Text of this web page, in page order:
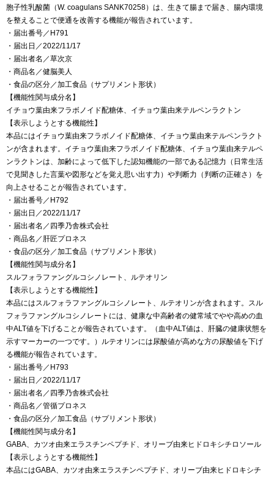
胞子性乳酸菌（W. coagulans SANK70258）は、生きて腸まで届き、腸内環境
を整えることで便通を改善する機能が報告されています。
・届出番号／H791
・届出日／2022/11/17
・届出者名／草次京
・商品名／健脳美人
・食品の区分／加工食品（サプリメント形状）
【機能性関与成分名】
イチョウ葉由来フラボノイド配糖体、イチョウ葉由来テルペンラクトン
【表示しようとする機能性】
本品にはイチョウ葉由来フラボノイド配糖体、イチョウ葉由来テルペンラクト
ンが含まれます。イチョウ葉由来フラボノイド配糖体、イチョウ葉由来テルペ
ンラクトンは、加齢によって低下した認知機能の一部である記憶力（日常生活
で見聞きした言葉や図形などを覚え思い出す力）や判断力（判断の正確さ）を
向上させることが報告されています。
・届出番号／H792
・届出日／2022/11/17
・届出者名／四季乃舎株式会社
・商品名／肝匠プロネス
・食品の区分／加工食品（サプリメント形状）
【機能性関与成分名】
スルフォラファングルコシノレート、ルテオリン
【表示しようとする機能性】
本品にはスルフォラファングルコシノレート、ルテオリンが含まれます。スル
フォラファングルコシノレートには、健康な中高齢者の健常域でやや高めの血
中ALT値を下げることが報告されています。（血中ALT値は、肝臓の健康状態を
示すマーカーの一つです。）ルテオリンには尿酸値が高めな方の尿酸値を下げ
る機能が報告されています。
・届出番号／H793
・届出日／2022/11/17
・届出者名／四季乃舎株式会社
・商品名／管循プロネス
・食品の区分／加工食品（サプリメント形状）
【機能性関与成分名】
GABA、カツオ由来エラスチンペプチド、オリーブ由来ヒドロキシチロソール
【表示しようとする機能性】
本品にはGABA、カツオ由来エラスチンペプチド、オリーブ由来ヒドロキシチ